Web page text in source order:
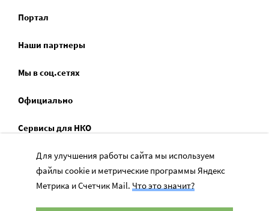
Портал
Наши партнеры
Мы в соц.сетях
Официально
Сервисы для НКО
Спецпроекты
Социальное служение
Для улучшения работы сайта мы используем
файлы cookie и метрические программы Яндекс
Метрика и Счетчик Mail. Что это значит?